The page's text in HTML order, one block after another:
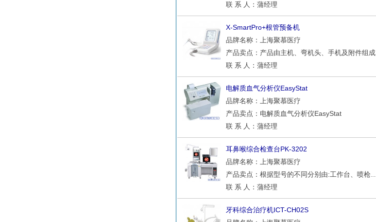
联 系 人：蒲经理
X-SmartPro+根管预备机
品牌名称：上海聚慕医疗
产品卖点：产品由主机、弯机头、手机及附件组成
联 系 人：蒲经理
电解质血气分析仪EasyStat
品牌名称：上海聚慕医疗
产品卖点：电解质血气分析仪EasyStat
联 系 人：蒲经理
耳鼻喉综合检查台PK-3202
品牌名称：上海聚慕医疗
联 系 人：蒲经理
牙科综合治疗机ICT-CH02S